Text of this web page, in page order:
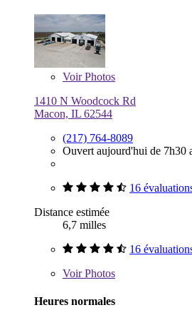
VoirPhotos
1410 N Woodcock Rd
Macon, IL 62544
(217) 764-8089
Ouvert aujourd'hui de 7h30
16
Distance estimée
6,7 milles
16
VoirPhotos
Heures normales